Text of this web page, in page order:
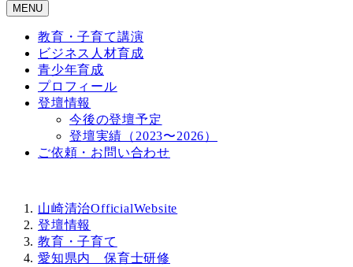
MENU
教育・子育て講演
ビジネス人材育成
青少年育成
プロフィール
登壇情報
今後の登壇予定
登壇実績（2023〜2026）
ご依頼・お問い合わせ
山崎清治OfficialWebsite
登壇情報
教育・子育て
愛知県内 保育士研修